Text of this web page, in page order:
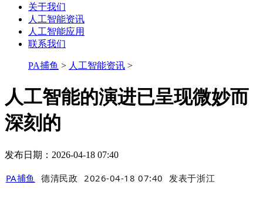
关于我们
人工智能资讯
人工智能应用
联系我们
PA捕鱼 > 人工智能资讯 >
人工智能的演进已呈现微妙而
深刻的
发布日期：2026-04-18 07:40
PA捕鱼 德清民政 2026-04-18 07:40 发表于浙江